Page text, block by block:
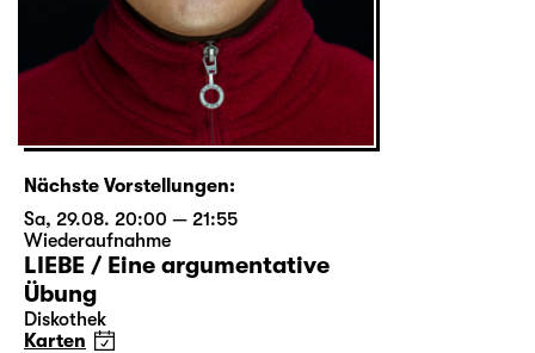
Nächste Vorstellungen:
Sa, 29.08. 20:00 — 21:55
Wiederaufnahme
LIEBE / Eine argumentative
Übung
Diskothek
Karten